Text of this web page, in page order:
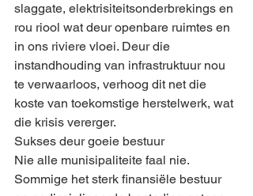
slaggate, elektrisiteitsonderbrekings en
rou riool wat deur openbare ruimtes en
in ons riviere vloei. Deur die
instandhouding van infrastruktuur nou
te verwaarloos, verhoog dit net die
koste van toekomstige herstelwerk, wat
die krisis vererger.
Sukses deur goeie bestuur
Nie alle munisipaliteite faal nie.
Sommige het sterk finansiële bestuur